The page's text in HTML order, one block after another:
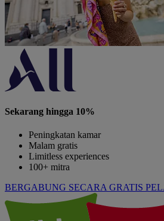
Sekarang hingga 10%
Peningkatan kamar
Malam gratis
Limitless experiences
100+ mitra
BERGABUNG SECARA GRATIS